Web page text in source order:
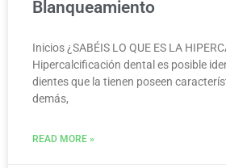
Blanqueamiento
Inicios ¿SABÉIS LO QUE ES LA
Hipercalcificación dental es posible
dientes que la tienen poseen
demás,
READ MORE »